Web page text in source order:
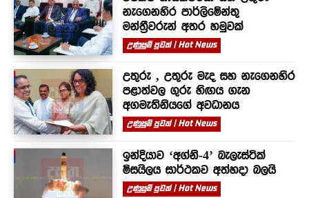
නැගෙනහිර පාර්ලිමේන්තු
මන්ත්‍රීවරුන් අතර හමුවක්
උණුසුම් පුවත් | Hot News
උතුරු , උතුරු මැද සහ නැගෙනහිර
පළාත්වල ගුරු හිඟය ගැන
අගමැතිනියගේ අවධානය
උණුසුම් පුවත් | Hot News
ඉන්දියාව ‘අග්නි-4’ බැලැස්ටික්
මිසයිලය සාර්ථකව අත්හදා බලයි
උණුසුම් පුවත් | Hot News